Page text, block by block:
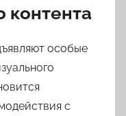
контента
особые
с